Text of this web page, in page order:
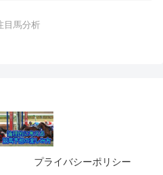
目馬分析
プライバシーポリシー